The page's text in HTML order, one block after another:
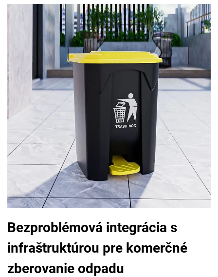
Bezproblémová integrácia s
infraštruktúrou pre komerčné
zberovanie odpadu